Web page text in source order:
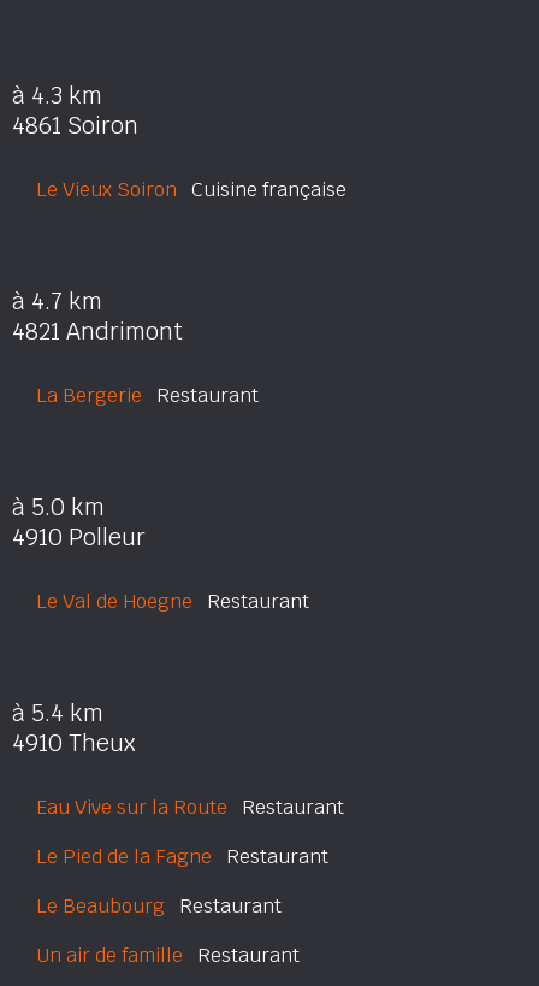
à 4.3 km
4861 Soiron
Le Vieux Soiron Cuisine française
à 4.7 km
4821 Andrimont
La Bergerie Restaurant
à 5.0 km
4910 Polleur
Le Val de Hoegne Restaurant
à 5.4 km
4910 Theux
Eau Vive sur la Route Restaurant
Le Pied de la Fagne Restaurant
Le Beaubourg Restaurant
Un air de famille Restaurant